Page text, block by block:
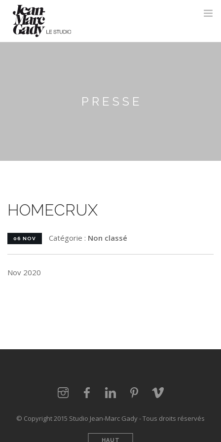
PRESSE
HOMECRUX
06 NOV Catégorie : Non classé
Nov 2020
© Copyright 2015 Studio Jean-Marc Gady - Tous droits réservés
HAUT